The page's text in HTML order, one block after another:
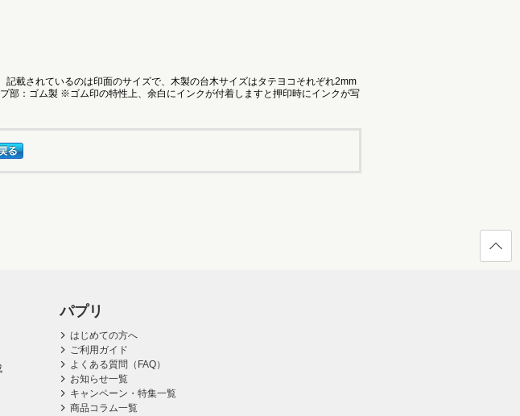
載されているのは印面のサイズで、木製の台木サイズはタテヨコそれぞれ2mm
部：ゴム製 ※ゴム印の特性上、余白にインクが付着しますと押印時にインクが写
パプリ
はじめての方へ
ご利用ガイド
よくある質問（FAQ）
お知らせ一覧
キャンペーン・特集一覧
商品コラム一覧